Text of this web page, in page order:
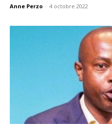
Anne Perzo - 4 octobre 2022